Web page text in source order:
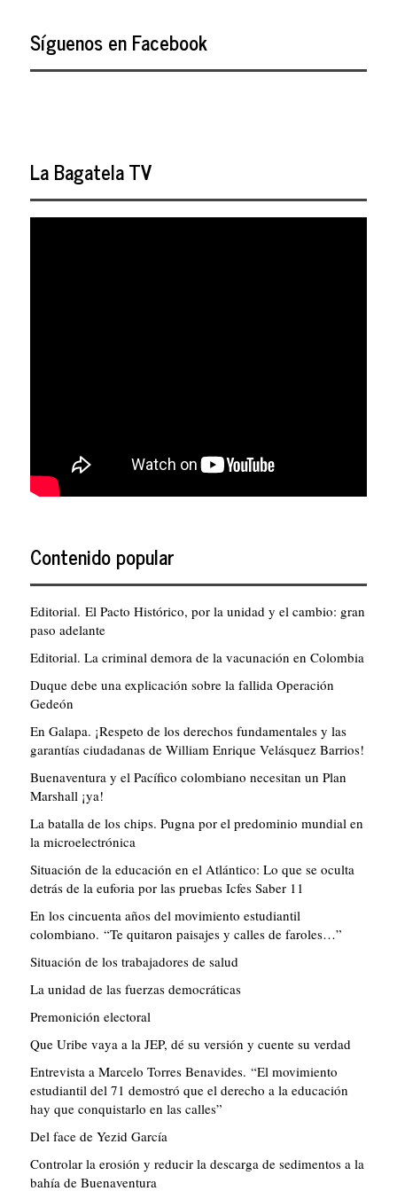
Síguenos en Facebook
La Bagatela TV
Contenido popular
Editorial. El Pacto Histórico, por la unidad y el cambio: gran
paso adelante
Editorial. La criminal demora de la vacunación en Colombia
Duque debe una explicación sobre la fallida Operación
Gedeón
En Galapa. ¡Respeto de los derechos fundamentales y las
garantías ciudadanas de William Enrique Velásquez Barrios!
Buenaventura y el Pacífico colombiano necesitan un Plan
Marshall ¡ya!
La batalla de los chips. Pugna por el predominio mundial en
la microelectrónica
Situación de la educación en el Atlántico: Lo que se oculta
detrás de la euforia por las pruebas Icfes Saber 11
En los cincuenta años del movimiento estudiantil
colombiano. “Te quitaron paisajes y calles de faroles…”
Situación de los trabajadores de salud
La unidad de las fuerzas democráticas
Premonición electoral
Que Uribe vaya a la JEP, dé su versión y cuente su verdad
Entrevista a Marcelo Torres Benavides. “El movimiento
estudiantil del 71 demostró que el derecho a la educación
hay que conquistarlo en las calles”
Del face de Yezid García
Controlar la erosión y reducir la descarga de sedimentos a la
bahía de Buenaventura